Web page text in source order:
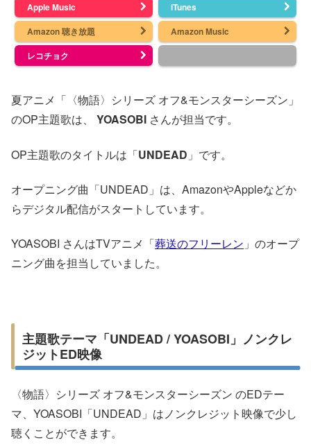
Apple Music
iTunes
Amazon 聴き放題
Amazon Music
レコチョク
夏アニメ「〈物語〉シリーズ オフ&モンスターシーズン」
のOP主題歌は、 YOASOBI さんが担当です。
OP主題歌のタイトルは「UNDEAD 」です。
オープニング曲「UNDEAD」は、AmazonやAppleなどか
らデジタル配信がスタートしています。
YOASOBI さんはTVアニメ「葬送のフリーレン 」のオープ
ニング曲を担当していました。
主題歌テーマ「UNDEAD / YOASOBI」ノンクレ
ジットED映像
〈物語〉シリーズ オフ&モンスターシーズン のEDテー
マ、YOASOBI「UNDEAD」はノンクレジット映像で少し
聴くことができます。